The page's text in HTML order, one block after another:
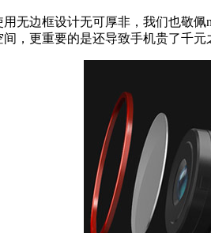
边框设计无可厚非，我们也敬佩
，更重要的是还导致手机贵了千